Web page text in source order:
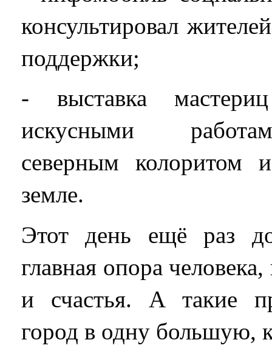
консультировал
поддержки;
- выставка
искусными
северным
земле.
Этот день ещё раз
главная опора
и счастья. А такие
город в одну большую,